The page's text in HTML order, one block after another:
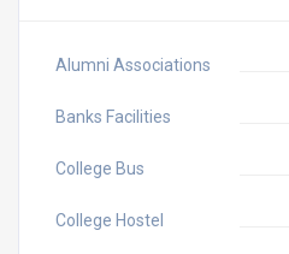
Alumni Associations
Banks Facilities
College Bus
College Hostel